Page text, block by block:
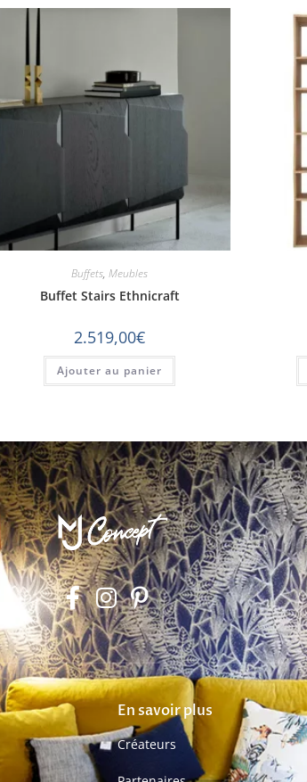
Buffets,Meubles
Buffet Stairs Ethnicraft
2.519,00€
Ajouter au panier
En savoir plus
Créateurs